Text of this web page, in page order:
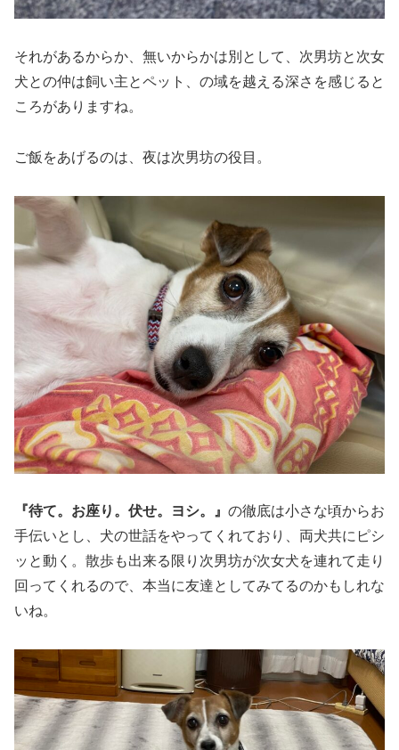
それがあるからか、無いからかは別として、次男坊と次女
犬との仲は飼い主とペット、の域を越える深さを感じると
ころがありますね。
ご飯をあげるのは、夜は次男坊の役目。
『待て。お座り。伏せ。ヨシ。』 の徹底は小さな頃からお
手伝いとし、犬の世話をやってくれており、両犬共にピシ
ッと動く。散歩も出来る限り次男坊が次女犬を連れて走り
回ってくれるので、本当に友達としてみてるのかもしれな
いね。